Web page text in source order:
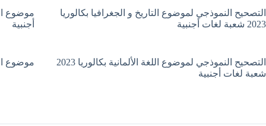
التصحيح النموذجي لموضوع التاريخ و الجغرافيا بكالوريا
2023 شعبة لغات أجنبية
أجنبية
التصحيح النموذجي لموضوع اللغة الألمانية بكالوريا 2023
شعبة لغات أجنبية
موضوع اللغة